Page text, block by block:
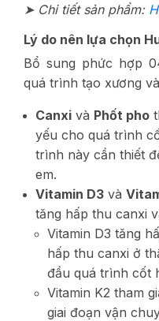
➤ Chi tiết sản phẩm:
Lý do nên lựa chọn
Bổ sung phức hợp
quá trình tạo xương
Canxi và Phốt pho
yếu cho quá trình
trình này cần thiết
em.
Vitamin D3 và
tăng hấp thu canxi
Vitamin D3 tăng
hấp thu canxi ở
đầu quá trình cốt
Vitamin K2 tham
giai đoạn vận